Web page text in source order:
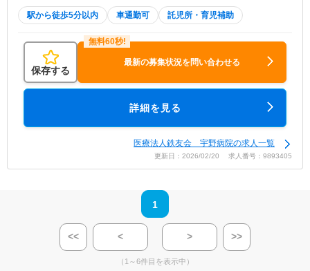
駅から徒歩5分以内 車通勤可 託児所・育児補助
保存する
最新の募集状況を問い合わせる
詳細を見る
医療法人鉄友会 宇野病院の求人一覧
更新日：2026/02/20 求人番号：9893405
1
<< < > >>
（1～6件目を表示中）